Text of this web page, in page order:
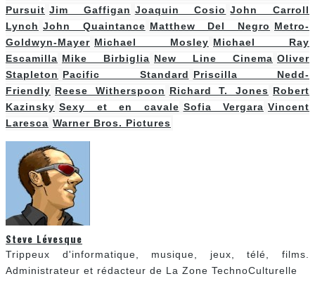
Pursuit Jim Gaffigan Joaquin Cosio John Carroll
Lynch John Quaintance Matthew Del Negro Metro-
Goldwyn-Mayer Michael Mosley Michael Ray
Escamilla Mike Birbiglia New Line Cinema Oliver
Stapleton Pacific Standard Priscilla Nedd-
Friendly Reese Witherspoon Richard T. Jones Robert
Kazinsky Sexy et en cavale Sofia Vergara Vincent
Laresca Warner Bros. Pictures
Steve Lévesque
Trippeux d'informatique, musique, jeux, télé, films.
Administrateur et rédacteur de La Zone TechnoCulturelle